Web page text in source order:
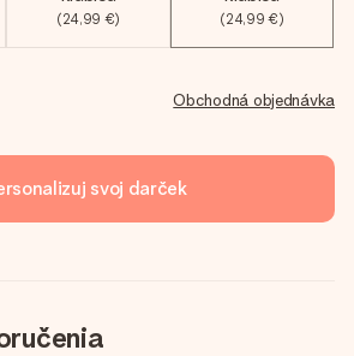
(24,99 €) (24,99 €)
Obchodná objednávka
svoj darček